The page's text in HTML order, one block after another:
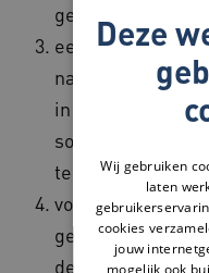
gedrag;
een sociale
nadruk ligt op
in sociale
sociale
te leggen en te
voorlichting over
gezondheids- en
de deelnemers
Deze
Wij gebruiken
laten
cookies
jouw
mogelijk ook